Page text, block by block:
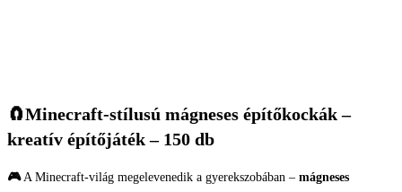
🧲Minecraft-stílusú mágneses építőkockák –
kreatív építőjáték – 150 db
🎮A Minecraft-világ megelevenedik a gyerekszobában – mágneses